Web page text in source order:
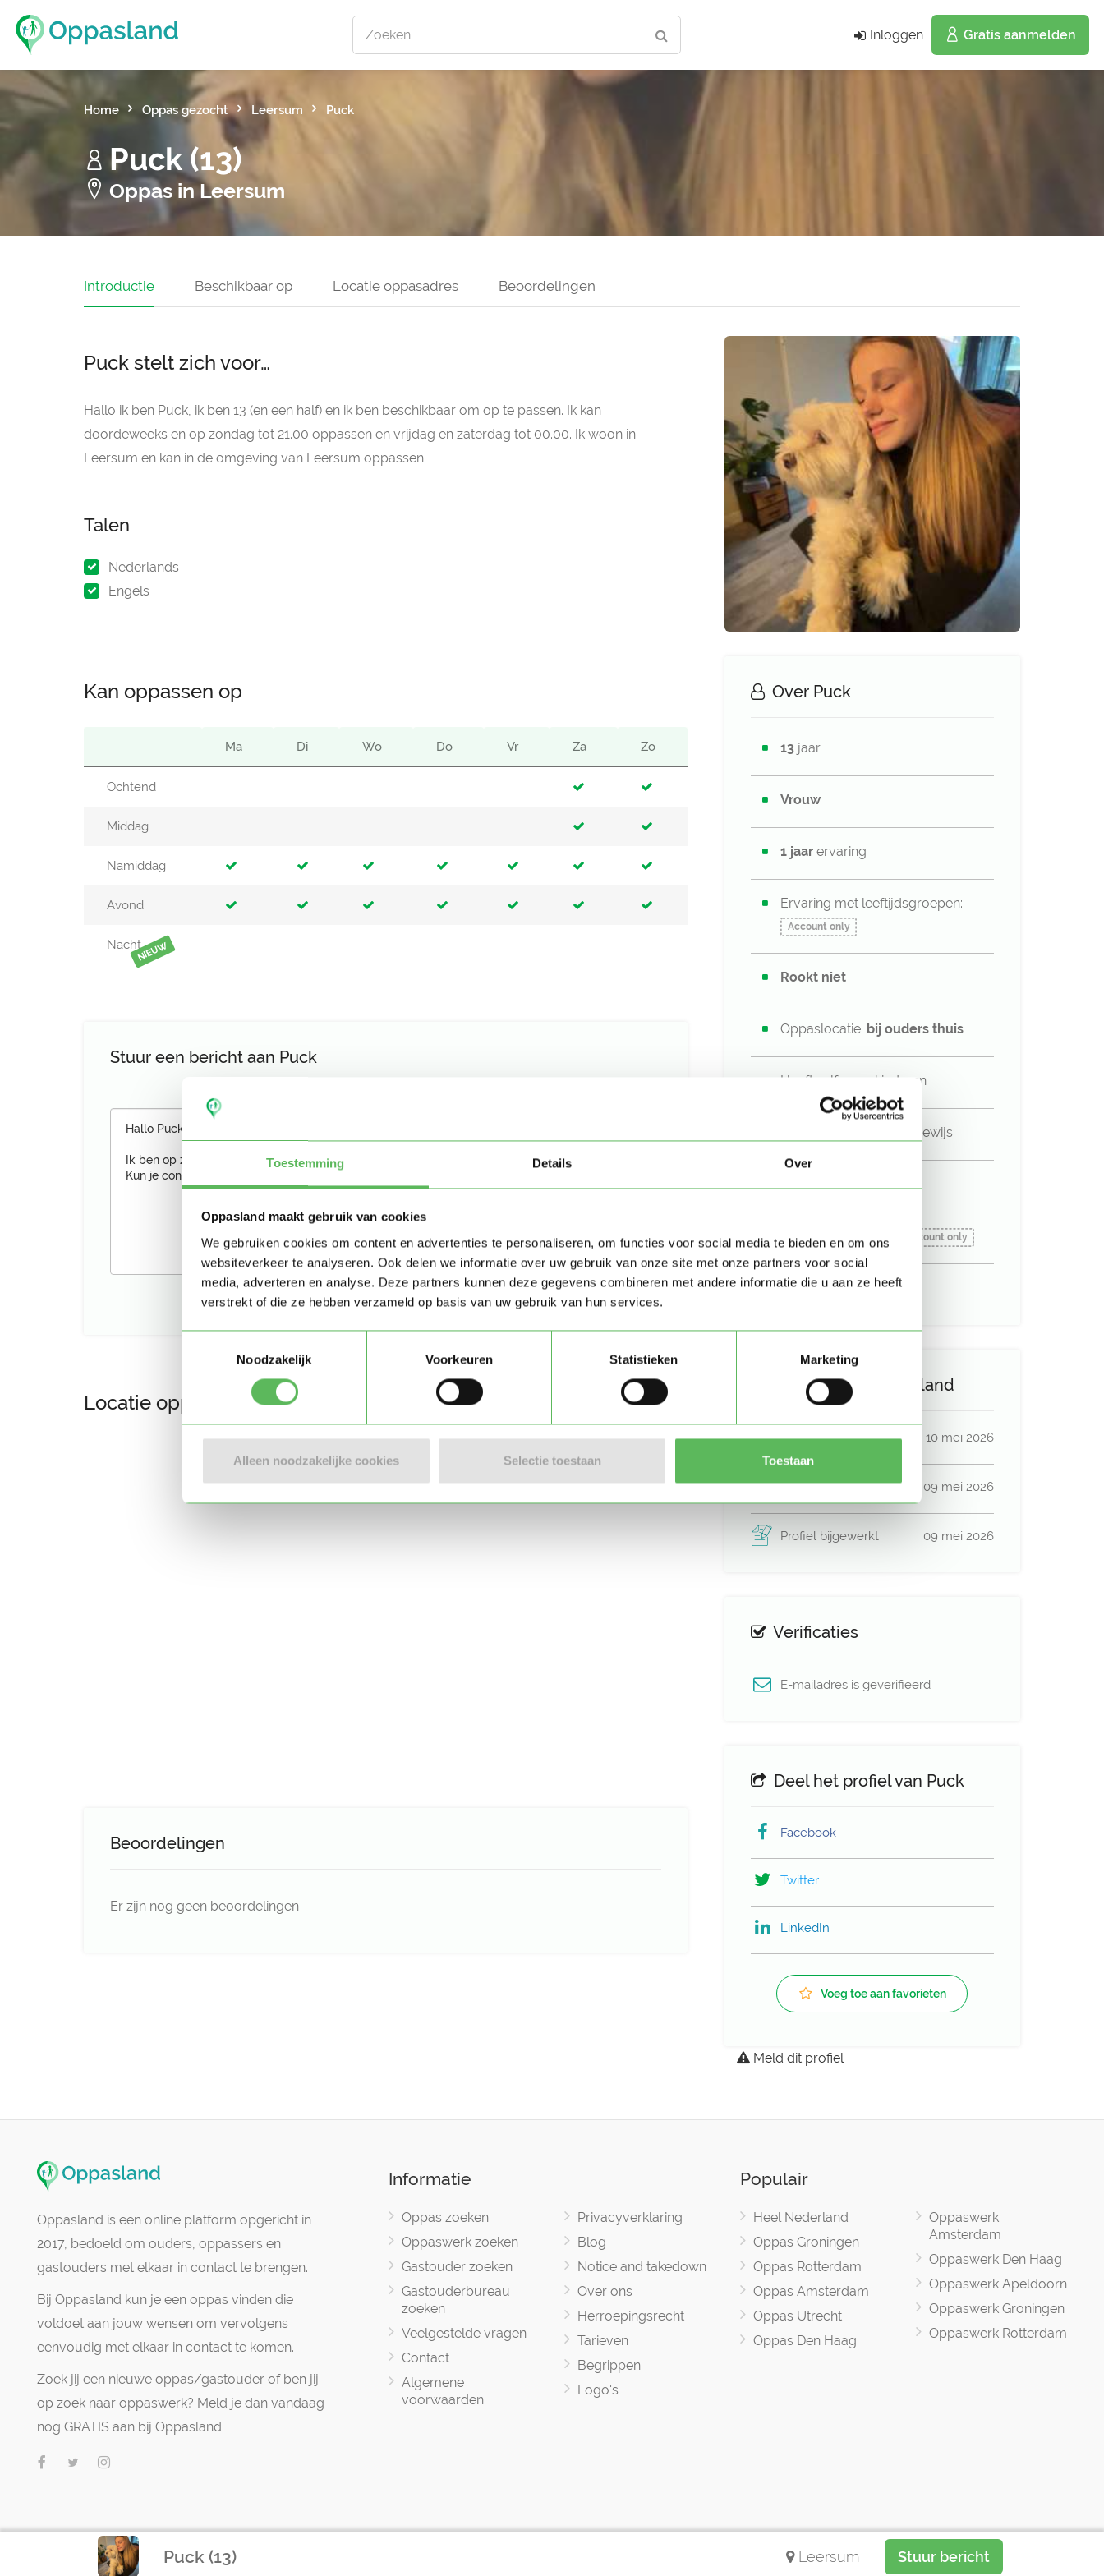
Toestemming Details Over
Oppasland maakt gebruik van cookies
We gebruiken cookies om content en advertenties te personaliseren, om functies voor social media te bieden en om ons
websiteverkeer te analyseren. Ook delen we informatie over uw gebruik van onze site met onze partners voor social
media, adverteren en analyse. Deze partners kunnen deze gegevens combineren met andere informatie die u aan ze heeft
verstrekt of die ze hebben verzameld op basis van uw gebruik van hun services.
Noodzakelijk
Voorkeuren Statistieken Marketing
Alleen noodzakelijke cookies Selectie toestaan Toestaan
Zoeken Inloggen Gratis aanmelden
Home Oppas gezocht Leersum Puck
Puck (13)
Oppas in Leersum
Introductie Beschikbaar op Locatie oppasadres Beoordelingen
Over Puck
13 jaar
Vrouw
1 jaar ervaring
Ervaring met leeftijdsgroepen:
Account only
Rookt niet
Oppaslocatie: bij ouders thuis
Heeft zelf geen kinderen
Niet in bezit van een rijbewijs
Geen auto beschikbaar
Beschikbaar vanaf: Account only
Uurtarief: Account only
Activiteit op Oppasland
Laatste activiteit 10 mei 2026
Lid sinds 09 mei 2026
Profiel bijgewerkt 09 mei 2026
Verificaties
E-mailadres is geverifieerd
Deel het profiel van Puck
Facebook
Twitter
LinkedIn
Voeg toe aan favorieten
Meld dit profiel
Puck stelt zich voor…
Hallo ik ben Puck, ik ben 13 (en een half) en ik ben beschikbaar om op te passen. Ik kan
doordeweeks en op zondag tot 21.00 oppassen en vrijdag en zaterdag tot 00.00. Ik woon in
Leersum en kan in de omgeving van Leersum oppassen.
Talen
Nederlands
Engels
Kan oppassen op
Ma Di Wo Do Vr Za Zo
Ochtend
Middag
Namiddag
Avond
NachtNIEUW
Stuur een bericht aan Puck
Stuur bericht
Locatie oppasadres (Leersum)
Beoordelingen
Er zijn nog geen beoordelingen
Puck (13) Leersum Stuur bericht
Oppasland is een online platform opgericht in
2017, bedoeld om ouders, oppassers en
gastouders met elkaar in contact te brengen.
Bij Oppasland kun je een oppas vinden die
voldoet aan jouw wensen om vervolgens
eenvoudig met elkaar in contact te komen.
Zoek jij een nieuwe oppas/gastouder of ben jij
op zoek naar oppaswerk? Meld je dan vandaag
nog GRATIS aan bij Oppasland.
Informatie
Oppas zoeken
Oppaswerk zoeken
Gastouder zoeken
Gastouderbureau
zoeken
Veelgestelde vragen
Contact
Algemene
voorwaarden
Privacyverklaring
Blog
Notice and takedown
Over ons
Herroepingsrecht
Tarieven
Begrippen
Logo's
Populair
Heel Nederland
Oppas Groningen
Oppas Rotterdam
Oppas Amsterdam
Oppas Utrecht
Oppas Den Haag
Oppaswerk
Amsterdam
Oppaswerk Den Haag
Oppaswerk Apeldoorn
Oppaswerk Groningen
Oppaswerk Rotterdam